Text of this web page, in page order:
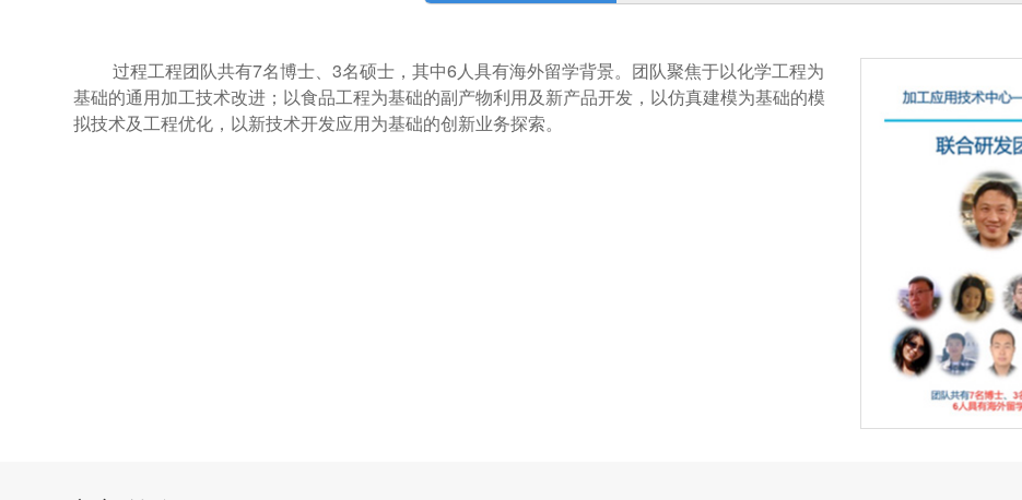
过程工程团队共有7名博士、3名硕士，其中6人具有海外留学背景。团队聚焦于以化学工程为
基础的通用加工技术改进；以食品工程为基础的副产物利用及新产品开发，以仿真建模为基础的模
拟技术及工程优化，以新技术开发应用为基础的创新业务探索。